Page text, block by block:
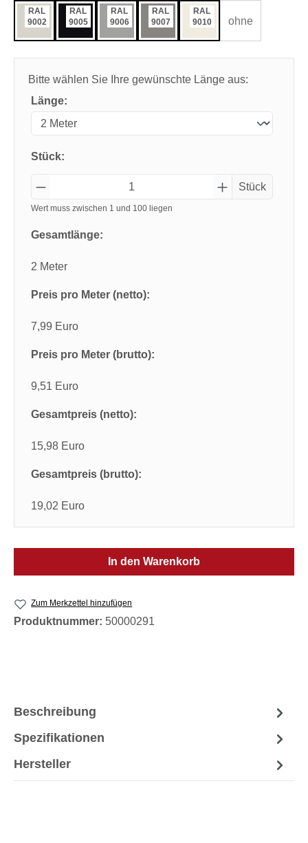
RAL
9002
RAL
9005
RAL
9006
RAL
9007
RAL
9010
ohne
Bitte wählen Sie Ihre gewünschte Länge aus:
Länge:
Stück:
Stück
Wert muss zwischen 1 und 100 liegen
Gesamtlänge:
2 Meter
Preis pro Meter (netto):
7,99 Euro
Preis pro Meter (brutto):
9,51 Euro
Gesamtpreis (netto):
15,98 Euro
Gesamtpreis (brutto):
19,02 Euro
In den Warenkorb
Zum Merkzettel hinzufügen
Produktnummer: 50000291
Beschreibung
Spezifikationen
Hersteller